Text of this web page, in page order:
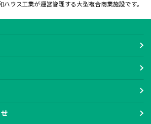
ハウス工業が運営管理する大型複合商業施設です。